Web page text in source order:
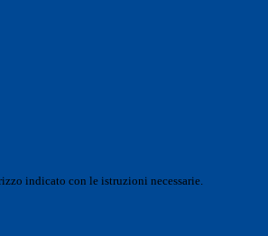
indicato con le istruzioni necessarie.